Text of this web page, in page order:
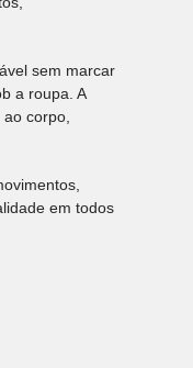
sem marcar
a roupa. A
corpo,
em todos